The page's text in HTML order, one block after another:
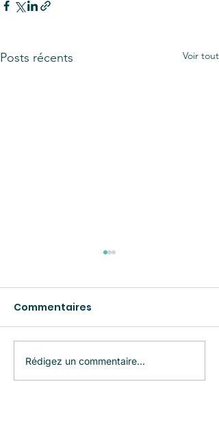
Posts récents Voir tout
Commentaires
Rédigez un commentaire...